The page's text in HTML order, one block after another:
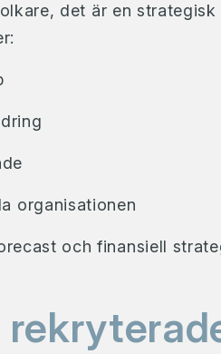
det är en
organisationen
och finansiell